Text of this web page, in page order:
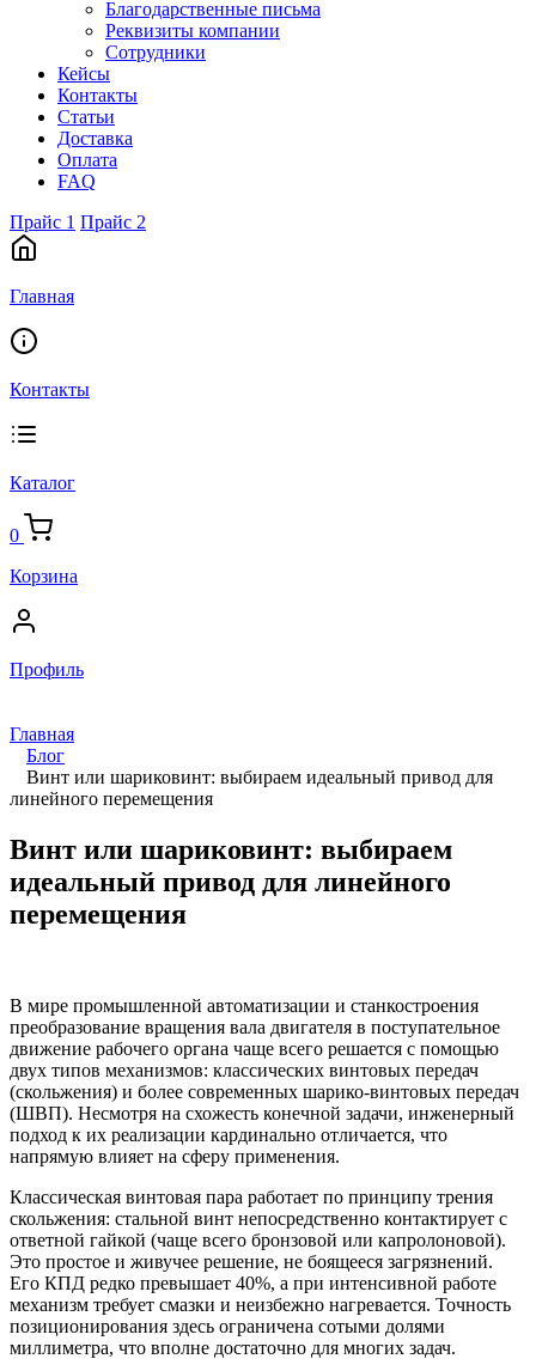
Благодарственные письма
Реквизиты компании
Сотрудники
Кейсы
Контакты
Статьи
Доставка
Оплата
FAQ
Прайс 1 Прайс 2
Главная
Контакты
Каталог
0
Корзина
Профиль
Главная
Блог
Винт или шариковинт: выбираем идеальный привод для
линейного перемещения
Винт или шариковинт: выбираем
идеальный привод для линейного
перемещения
В мире промышленной автоматизации и станкостроения
преобразование вращения вала двигателя в поступательное
движение рабочего органа чаще всего решается с помощью
двух типов механизмов: классических винтовых передач
(скольжения) и более современных шарико-винтовых передач
(ШВП). Несмотря на схожесть конечной задачи, инженерный
подход к их реализации кардинально отличается, что
напрямую влияет на сферу применения.
Классическая винтовая пара работает по принципу трения
скольжения: стальной винт непосредственно контактирует с
ответной гайкой (чаще всего бронзовой или капролоновой).
Это простое и живучее решение, не боящееся загрязнений.
Его КПД редко превышает 40%, а при интенсивной работе
механизм требует смазки и неизбежно нагревается. Точность
позиционирования здесь ограничена сотыми долями
миллиметра, что вполне достаточно для многих задач.